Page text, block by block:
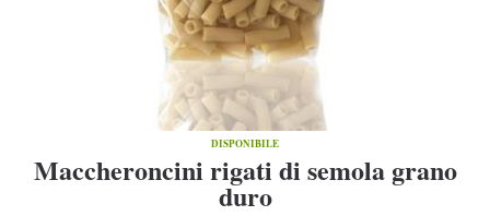
DISPONIBILE
Maccheroncini rigati di semola grano
duro